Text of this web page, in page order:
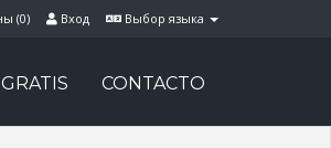
Выбор языка
Вход
(0)
CONTACTO